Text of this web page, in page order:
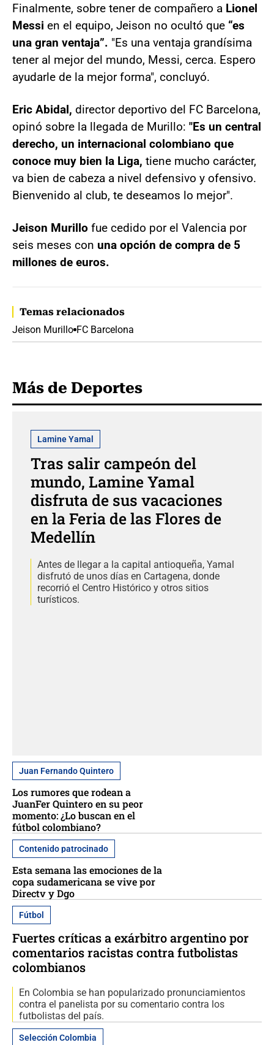
Finalmente, sobre tener de compañero a Lionel
Messi en el equipo, Jeison no ocultó que “es
una gran ventaja”. "Es una ventaja grandísima
tener al mejor del mundo, Messi, cerca. Espero
ayudarle de la mejor forma", concluyó.
Eric Abidal, director deportivo del FC Barcelona,
opinó sobre la llegada de Murillo: "Es un central
derecho, un internacional colombiano que
conoce muy bien la Liga, tiene mucho carácter,
va bien de cabeza a nivel defensivo y ofensivo.
Bienvenido al club, te deseamos lo mejor".
Jeison Murillo fue cedido por el Valencia por
seis meses con una opción de compra de 5
millones de euros.
Temas relacionados
Jeison Murillo FC Barcelona
Más de Deportes
Lamine Yamal
Tras salir campeón del
mundo, Lamine Yamal
disfruta de sus vacaciones
en la Feria de las Flores de
Medellín
Antes de llegar a la capital antioqueña, Yamal
disfrutó de unos días en Cartagena, donde
recorrió el Centro Histórico y otros sitios
turísticos.
Juan Fernando Quintero
Los rumores que rodean a
JuanFer Quintero en su peor
momento: ¿Lo buscan en el
fútbol colombiano?
Contenido patrocinado
Esta semana las emociones de la
copa sudamericana se vive por
Directv y Dgo
Fútbol
Fuertes críticas a exárbitro argentino por
comentarios racistas contra futbolistas
colombianos
En Colombia se han popularizado pronunciamientos
contra el panelista por su comentario contra los
futbolistas del país.
Selección Colombia